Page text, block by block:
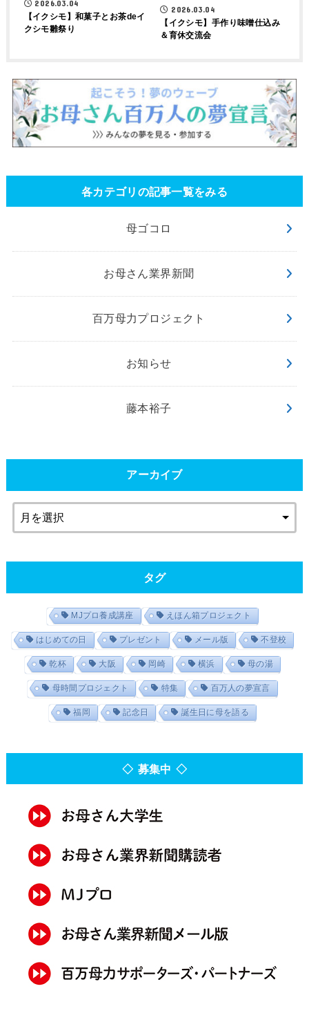
2026.03.04
【イクシモ】和菓子とお茶deイ
クシモ雛祭り
2026.03.04
【イクシモ】手作り味噌仕込み
＆育休交流会
各カテゴリの記事一覧をみる
母ゴコロ
お母さん業界新聞
百万母力プロジェクト
お知らせ
藤本裕子
アーカイブ
タグ
MJプロ養成講座 えほん箱プロジェクト
はじめての日 プレゼント メール版 不登校
乾杯 大阪 岡崎 横浜 母の湯
母時間プロジェクト 特集 百万人の夢宣言
福岡 記念日 誕生日に母を語る
◇ 募集中 ◇